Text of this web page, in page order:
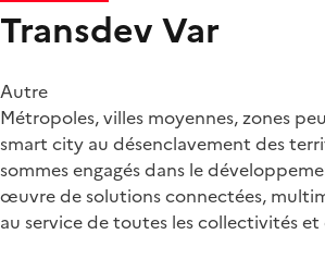
Transdev Var
Autre
Métropoles, villes moyennes, zones
smart city au désenclavement des
sommes engagés dans le
œuvre de solutions connectées,
au service de toutes les collectivités